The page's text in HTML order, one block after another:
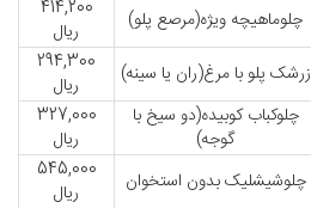
چلوماهیچه ویژه(مرصع پلو)
414,200
ریال
زرشک پلو با مرغ(ران یا سینه)
294,300
ریال
چلوکباب کوبیده(دو سیخ با
گوجه)
327,000
ریال
چلوشیشلیک بدون استخوان
545,000
ریال